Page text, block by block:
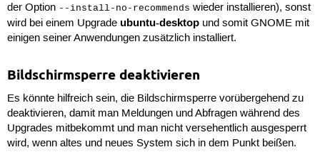
der Option --install-no-recommends wieder installieren), sonst
wird bei einem Upgrade ubuntu-desktopund somit GNOME mit
einigen seiner Anwendungen zusätzlich installiert.
Bildschirmsperre deaktivieren
Es könnte hilfreich sein, die Bildschirmsperre vorübergehend zu
deaktivieren, damit man Meldungen und Abfragen während des
Upgrades mitbekommt und man nicht versehentlich ausgesperrt
wird, wenn altes und neues System sich in dem Punkt beißen.